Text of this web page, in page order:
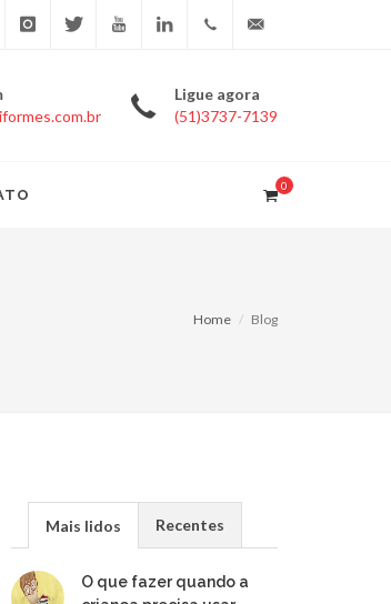
7139
Ligue agora
(51)3737-7139
0
Home Blog
Mais lidos Recentes
O que fazer quando a